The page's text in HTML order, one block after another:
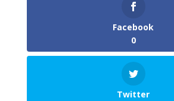
Facebook
0
Twitter